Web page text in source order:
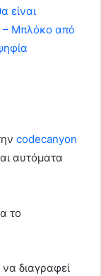
είναι
– Μπλόκο από
codecanyon
αυτόματα
το
διαγραφεί